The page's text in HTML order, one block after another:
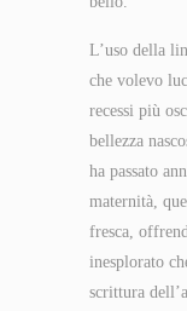
L’uso della
che volevo
recessi più
bellezza
ha passato
maternità,
fresca,
inesplorato
scrittura